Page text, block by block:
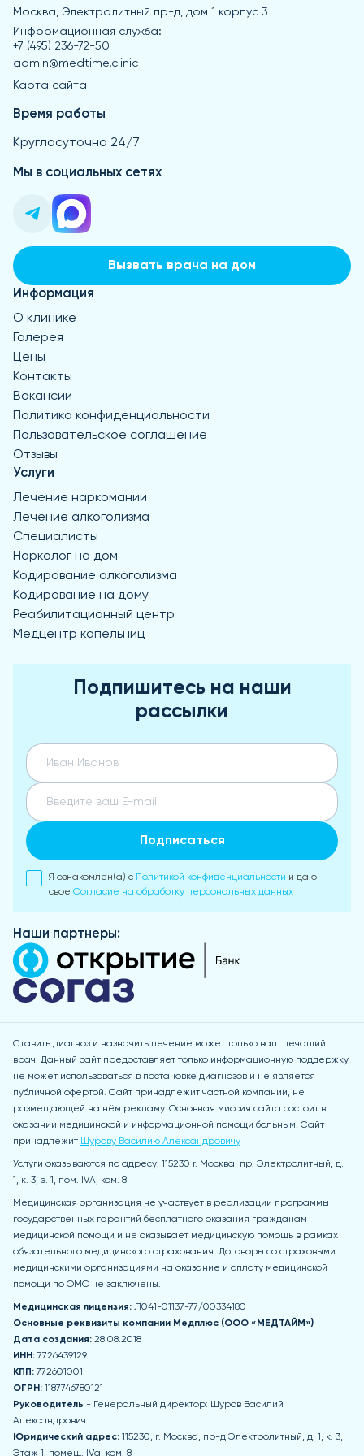
Москва, Электролитный пр-д, дом 1 корпус 3
Информационная служба:
+7 (495) 236-72-50
admin@medtime.clinic
Карта сайта
Время работы
Круглосуточно 24/7
Мы в социальных сетях
Вызвать врача на дом
Информация
О клинике
Галерея
Цены
Контакты
Вакансии
Политика конфиденциальности
Пользовательское соглашение
Отзывы
Услуги
Лечение наркомании
Лечение алкоголизма
Специалисты
Нарколог на дом
Кодирование алкоголизма
Кодирование на дому
Реабилитационный центр
Медцентр капельниц
Подпишитесь на наши
рассылки
Подписаться
Я ознакомлен(а) с Политикой конфиденциальности и даю
свое Согласие на обработку персональных данных
Наши партнеры:
Ставить диагноз и назначить лечение может только ваш лечащий
врач. Данный сайт предоставляет только информационную поддержку,
не может использоваться в постановке диагнозов и не является
публичной офертой. Сайт принадлежит частной компании, не
размещающей на нём рекламу. Основная миссия сайта состоит в
оказании медицинской и информационной помощи больным. Сайт
принадлежит Шурову Василию Александровичу
Услуги оказываются по адресу: 115230 r. Москва, пр. Электролитный, д.
1, к. 3, э. 1, пом. IVA, ком. 8
Медицинская организация не участвует в реализации программы
государственных гарантий бесплатного оказания гражданам
медицинской помощи и не оказывает медицинскую помощь в рамках
обязательного медицинского страхования. Договоры со страховыми
медицинскими организациями на оказание и оплату медицинской
помощи по ОМС не заключены.
Медицинская лицензия: Л041-01137-77/00334180
Основные реквизиты компании Медплюс (ООО «МЕДТАЙМ»)
Дата создания: 28.08.2018
ИНН:7726439129
КПП:772601001
ОГРН: 1187746780121
Руководитель - Генеральный директор: Шуров Василий
Александрович
Юридический адрес: 115230, г. Москва, пр-д Электролитный, д. 1, к. 3,
Этаж 1, помещ. IVа, ком. 8